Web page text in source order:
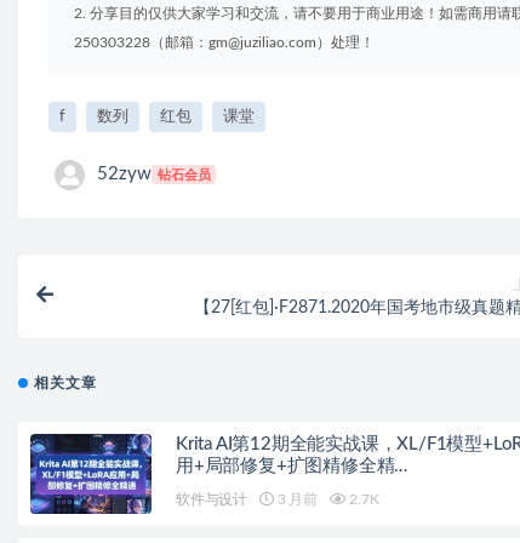
2. 分享目的仅供大家学习和交流，请不要用于商业用途！如需商用
250303228（邮箱：gm@juziliao.com）处理！
f 数列 红包 课堂
52zyw 钻石会员
【27[红包]·F2871.2020年国考地市级真题精
相关文章
Krita AI第12期全能实战课，XL/F1模型
用+局部修复+扩图精修全精…
软件与设计 3 月前 2.7K